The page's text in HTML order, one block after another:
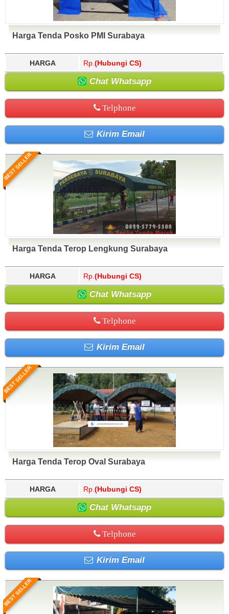
Harga Tenda Posko PMI Surabaya
HARGA Rp. (Hubungi CS)
Chat Whatsapp
Telphone
Kirim Email
BEST SELLER
Harga Tenda Terop Lengkung Surabaya
HARGA Rp. (Hubungi CS)
Chat Whatsapp
Telphone
Kirim Email
BEST SELLER
Harga Tenda Terop Oval Surabaya
HARGA Rp. (Hubungi CS)
Chat Whatsapp
Telphone
Kirim Email
BEST SELLER